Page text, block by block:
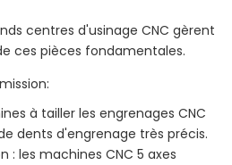
centres d'usinage CNC gèrent
ces pièces fondamentales.
à tailler les engrenages CNC
dents d'engrenage très précis.
: les machines CNC 5 axes